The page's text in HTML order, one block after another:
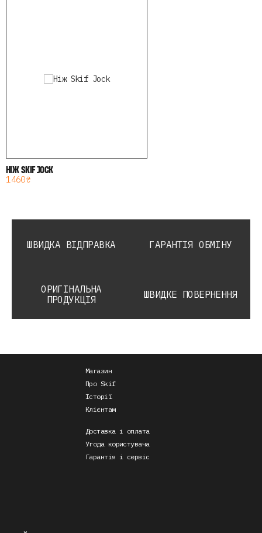
НІЖ SKIF JOCK
1 460 ₴
ШВИДКА ВІДПРАВКА ГАРАНТІЯ ОБМІНУ
ОРИГІНАЛЬНА
ПРОДУКЦІЯ
ШВИДКЕ ПОВЕРНЕННЯ
Магазин
Про Skif
Історії
Клієнтам
Доставка і оплата
Угода користувача
Гарантія і сервіс